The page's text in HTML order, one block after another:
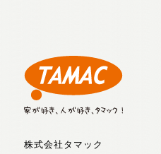
株式会社タマック